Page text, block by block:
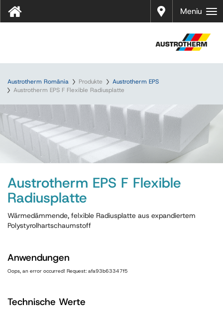
Distrib
uitori
Meniu
Austrotherm România Produkte
Austrotherm EPS
Austrotherm EPS F Flexible Radiusplatte
Austrotherm EPS F Flexible
Radiusplatte
Wärmedämmende, felxible Radiusplatte aus expandiertem
Polystyrolhartschaumstoff
Anwendungen
Oops, an error occurred! Request: afa93b63347f5
Technische Werte